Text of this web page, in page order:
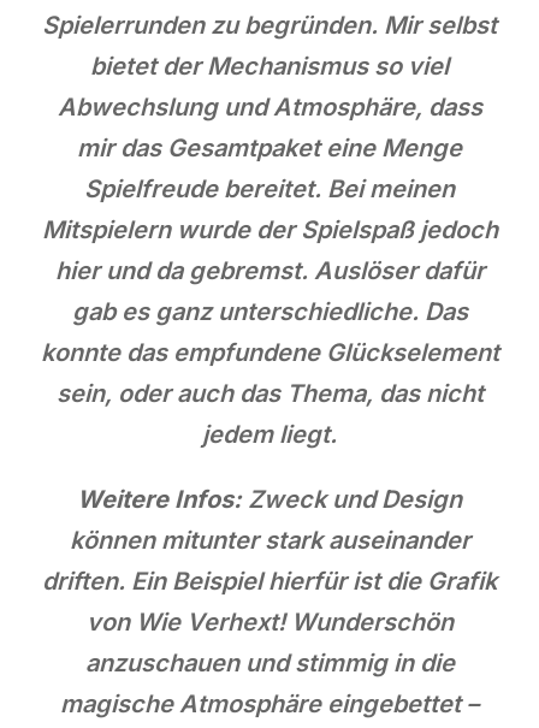
Spielerrunden zu begründen. Mir selbst
bietet der Mechanismus so viel
Abwechslung und Atmosphäre, dass
mir das Gesamtpaket eine Menge
Spielfreude bereitet. Bei meinen
Mitspielern wurde der Spielspaß jedoch
hier und da gebremst. Auslöser dafür
gab es ganz unterschiedliche. Das
konnte das empfundene Glückselement
sein, oder auch das Thema, das nicht
jedem liegt.
Weitere Infos:Zweck und Design
können mitunter stark auseinander
driften. Ein Beispiel hierfür ist die Grafik
von Wie Verhext! Wunderschön
anzuschauen und stimmig in die
magische Atmosphäre eingebettet –